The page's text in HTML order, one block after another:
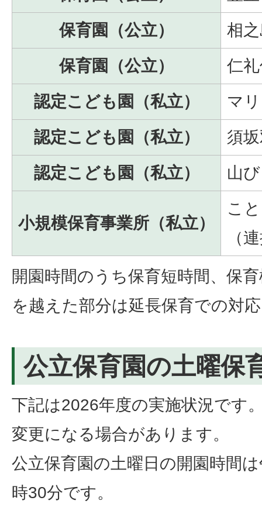
保育園（公立）
相
保育園（公立）
仁
認定こども園（私立）
マ
認定こども園（私立）
須
認定こども園（私立）
山
小規模保育事業所（私立）
こ
（
開園時間のうち保育短時間、保
を越えた部分は延長保育での対
公立保育園の土曜保
下記は2026年度の実施状況です
変更になる場合があります。
公立保育園の土曜日の開園時間
時30分です。